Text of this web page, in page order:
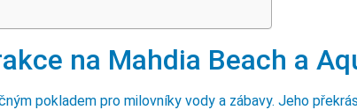
na Mahdia Beach a
pokladem pro milovníky vody a zábavy. Jeho